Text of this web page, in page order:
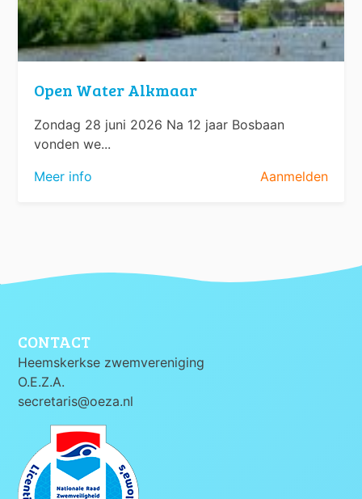
Open Water Alkmaar
Zondag 28 juni 2026 Na 12 jaar Bosbaan
vonden we...
Meer info
Aanmelden
CONTACT
Heemskerkse zwemvereniging
O.E.Z.A.
secretaris@oeza.nl